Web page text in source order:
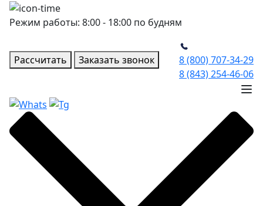
Режим работы: 8:00 - 18:00 по будням
Рассчитать Заказать звонок
8 (800) 707-34-29
8 (843) 254-46-06